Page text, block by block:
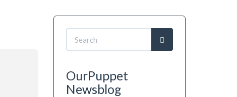
Search
form
OurPuppet
Newsblog